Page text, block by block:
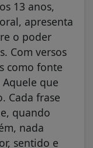
13 anos,
apresenta
o poder
Com versos
como fonte
que
Cada frase
quando
nada
sentido e